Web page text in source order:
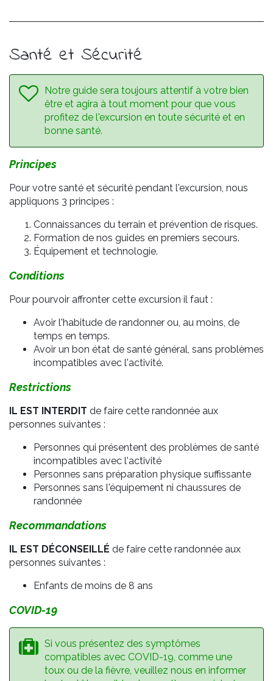
Santé et Sécurité
Notre guide sera toujours attentif à votre bien
être et agira à tout moment pour que vous
profitez de l'excursion en toute sécurité et en
bonne santé.
Principes
Pour votre santé et sécurité pendant l'excursion, nous
appliquons 3 principes :
Connaissances du terrain et prévention de risques.
Formation de nos guides en premiers secours.
Équipement et technologie.
Conditions
Pour pourvoir affronter cette excursion il faut :
Avoir l'habitude de randonner ou, au moins, de
temps en temps.
Avoir un bon état de santé général, sans problèmes
incompatibles avec l'activité.
Restrictions
IL EST INTERDIT de faire cette randonnée aux
personnes suivantes :
Personnes qui présentent des problèmes de santé
incompatibles avec l'activité
Personnes sans préparation physique suffissante
Personnes sans l'équipement ni chaussures de
randonnée
Recommandations
IL EST DÉCONSEILLÉ de faire cette randonnée aux
personnes suivantes :
Enfants de moins de 8 ans
COVID-19
Si vous présentez des symptômes
compatibles avec COVID-19, comme une
toux ou de la fièvre, veuillez nous en informer